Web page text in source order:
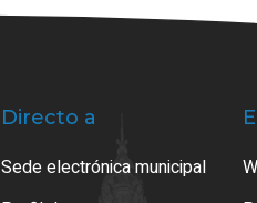
Directo a
Sede electrónica municipal